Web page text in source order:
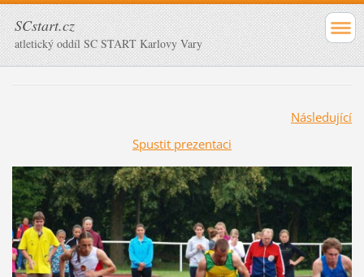
SCstart.cz
atletický oddíl SC START Karlovy Vary
Následující
Spustit prezentaci